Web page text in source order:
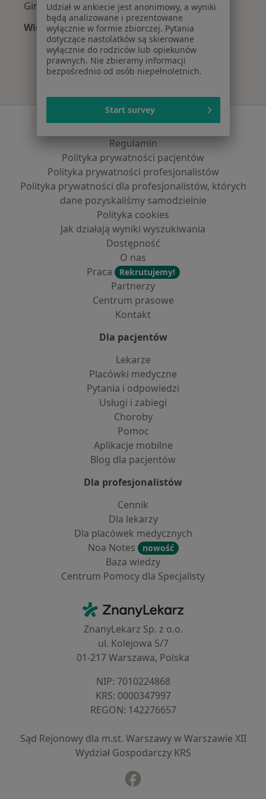
Ginekolodzy z Compensa w Wrocławiu
Więcej (3)
Więcej w kategorii: Najpopularniejsze
Serwis
Regulamin
Polityka prywatności pacjentów
Polityka prywatności profesjonalistów
Polityka prywatności dla profesjonalistów, których
dane pozyskaliśmy samodzielnie
Polityka cookies
Jak działają wyniki wyszukiwania
Dostępność
O nas
Praca
Rekrutujemy!
Partnerzy
Centrum prasowe
Kontakt
Dla pacjentów
Lekarze
Placówki medyczne
Pytania i odpowiedzi
Usługi i zabiegi
Choroby
Pomoc
Aplikacje mobilne
Blog dla pacjentów
Dla profesjonalistów
Cennik
Dla lekarzy
Dla placówek medycznych
Noa Notes
nowość
Baza wiedzy
Centrum Pomocy dla Specjalisty
ZnanyLekarz - Strona główna
ZnanyLekarz Sp. z o.o.
ul. Kolejowa 5/7
01-217 Warszawa, Polska
NIP: ⁠7010224868
KRS: ⁠0000347997
REGON: ⁠142276657
Sąd Rejonowy dla m.st. Warszawy w Warszawie XII
Wydział Gospodarczy KRS
Udział w ankiecie jest anonimowy, a wyniki
będą analizowane i prezentowane
wyłącznie w formie zbiorczej. Pytania
dotyczące nastolatków są skierowane
wyłącznie do rodziców lub opiekunów
prawnych. Nie zbieramy informacji
bezpośrednio od osób niepełnoletnich.
Start survey